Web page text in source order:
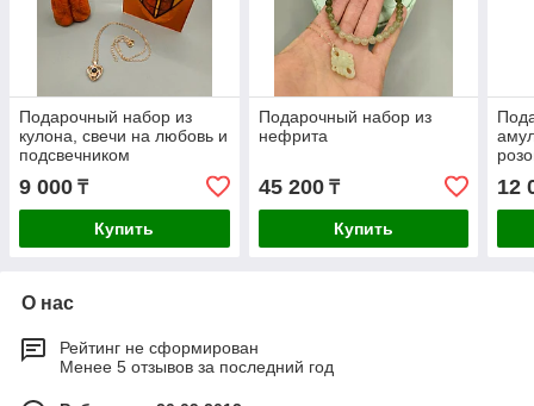
Подарочный набор из
кулона, свечи на любовь и
подсвечником
9 000 ₸
Купить
Подарочный набор из
нефрита
45 200₸
Купить
12
О нас
Рейтинг не сформирован
Менее 5 отзывов за последний год